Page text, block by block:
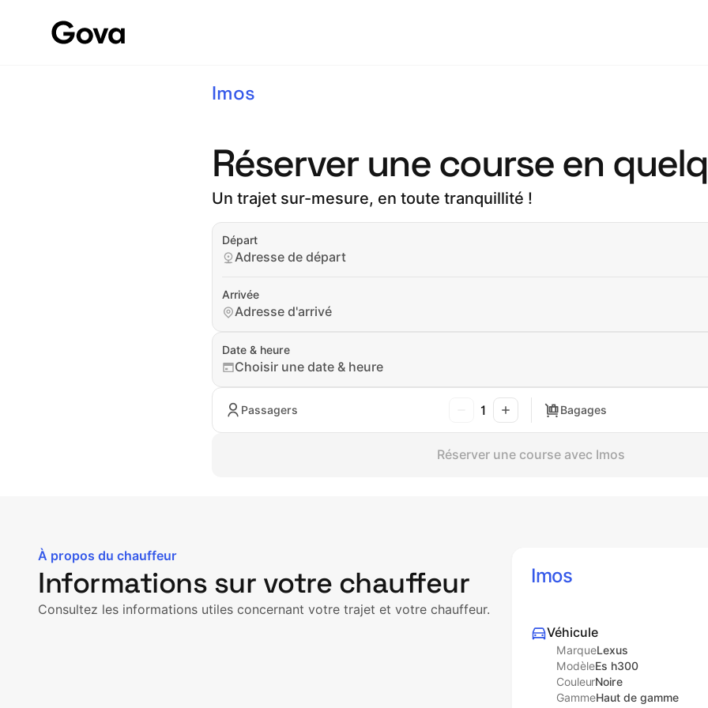
Imos
Réserver une course en
Un trajet sur-mesure, en toute tranquillité !
Départ
Adresse de départ
Arrivée
Adresse d'arrivé
Date & heure
Choisir une date & heure
Passagers 1 Bagages
Réserver une course avec Imos
À propos du chauffeur
Informations sur votre chauffeur
Consultez les informations utiles concernant votre trajet et votre chauffeur.
Imos
Véhicule
MarqueLexus
ModèleEs h300
CouleurNoire
GammeHaut de gamme